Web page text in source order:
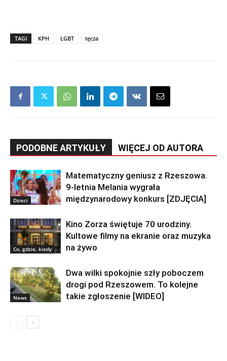
TAGI KPH LGBT tęcza
PODOBNE ARTYKUŁY WIĘCEJ OD AUTORA
Dzieci
Matematyczny geniusz z Rzeszowa.
9-letnia Melania wygrała
międzynarodowy konkurs [ZDJĘCIA]
Co, gdzie, kiedy
Kino Zorza świętuje 70 urodziny.
Kultowe filmy na ekranie oraz muzyka
na żywo
News
Dwa wilki spokojnie szły poboczem
drogi pod Rzeszowem. To kolejne
takie zgłoszenie [WIDEO]